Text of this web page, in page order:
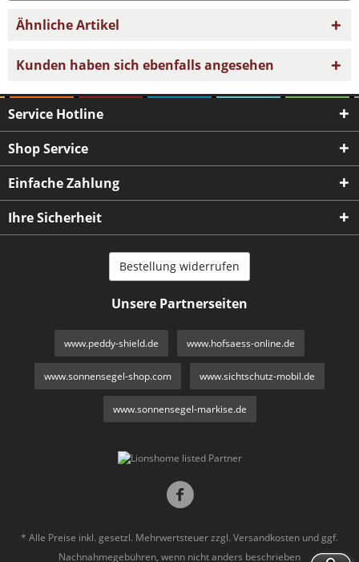
Ähnliche Artikel
Kunden haben sich ebenfalls angesehen
Service Hotline
Shop Service
Einfache Zahlung
Ihre Sicherheit
Bestellung widerrufen
Unsere Partnerseiten
www.peddy-shield.de www.hofsaess-online.de
www.sonnensegel-shop.com www.sichtschutz-mobil.de
www.sonnensegel-markise.de
* Alle Preise inkl. gesetzl. Mehrwertsteuer zzgl. Versandkosten und ggf.
Nachnahmegebühren, wenn nicht anders beschrieben